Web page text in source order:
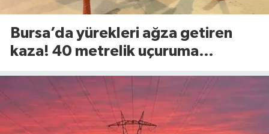
Bursa’da yürekleri ağza getiren
kaza! 40 metrelik uçuruma